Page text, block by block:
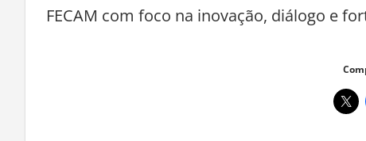
FECAM com foco na inovação, diálogo e